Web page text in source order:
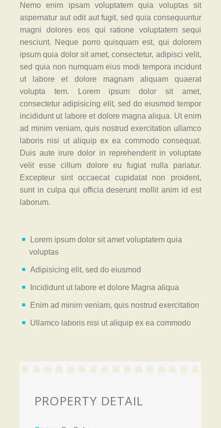
Nemo enim ipsam voluptatem quia voluptas sit
aspernatur aut odit aut fugit, sed quia consequuntur
magni dolores eos qui ratione voluptatem sequi
nesciunt. Neque porro quisquam est, qui dolorem
ipsum quia dolor sit amet, consectetur, adipisci velit,
sed quia non numquam eius modi tempora incidunt
ut labore et dolore magnam aliquam quaerat
volupta tem. Lorem ipsum dolor sit amet,
consectetur adipisicing elit, sed do eiusmod tempor
incididunt ut labore et dolore magna aliqua. Ut enim
ad minim veniam, quis nostrud exercitation ullamco
laboris nisi ut aliquip ex ea commodo consequat.
Duis aute irure dolor in reprehenderit in voluptate
velit esse cillum dolore eu fugiat nulla pariatur.
Excepteur sint occaecat cupidatat non proident,
sunt in culpa qui officia deserunt mollit anim id est
laborum.
Lorem ipsum dolor sit amet voluptatem quia
voluptas
Adipisicing elit, sed do eiusmod
Incididunt ut labore et dolore Magna aliqua
Enim ad minim veniam, quis nostrud exercitation
Ullamco laboris nisi ut aliquip ex ea commodo
PROPERTY DETAIL